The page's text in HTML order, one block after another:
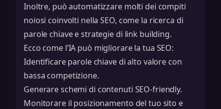
Inoltre, può automatizzare molti dei compiti
noiosi coinvolti nella SEO, come la ricerca di
parole chiave estrategie di link building.
Ecco come l’IA può migliorare la tua SEO:
Identificare parole chiave di alto valore con
bassa competizione.
Generare schemi di contenuti SEO-friendly.
Monitorare il posizionamento del tuo sito e